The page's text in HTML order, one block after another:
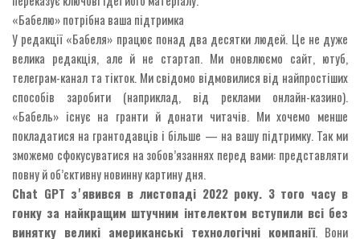
«Бабелю» потрібна ваша підтримка
У редакції «Бабеля» працює понад два десятки людей. Це не дуже
велика редакція, але й не стартап. Ми оновлюємо сайт, ютуб,
телеграм-канал та тікток. Ми свідомо відмовилися від найпростіших
способів заробити (наприклад, від реклами онлайн-казино).
«Бабель» існує на гранти й донати читачів. Ми хочемо менше
покладатися на грантодавців і більше — на вашу підтримку. Так ми
зможемо сфокусуватися на зобов’язаннях перед вами: представляти
повну й об’єктивну новинну картину дня.
Chat GPT зʼявився в листопаді 2022 року. З того часу в
гонку за найкращим штучним інтелектом вступили всі без
винятку великі американські технологічні компанії. Вони